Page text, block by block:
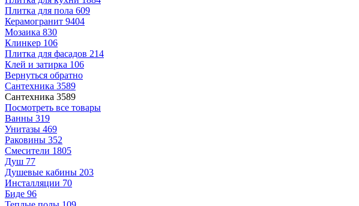
Плитка для пола 609
Керамогранит 9404
Мозаика 830
Клинкер 106
Плитка для фасадов 214
Клей и затирка 106
Вернуться обратно
Сантехника 3589
Сантехника 3589
Посмотреть все товары
Ванны 319
Унитазы 469
Раковины 352
Смесители 1805
Душ 77
Душевые кабины 203
Инсталляции 70
Биде 96